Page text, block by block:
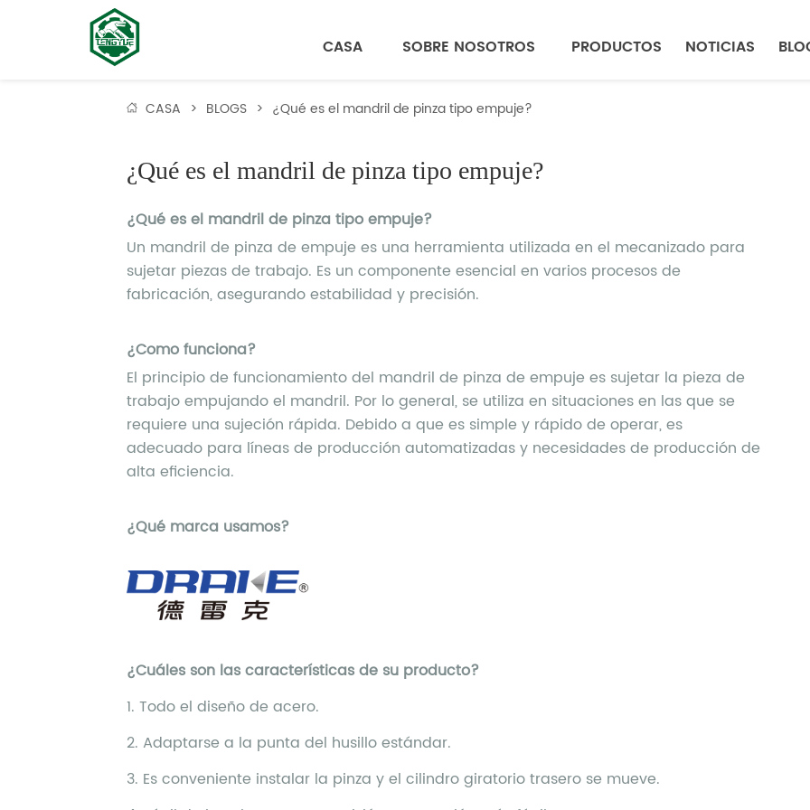
CASA SOBRE NOSOTROS PRODUCTOS NOTICIAS
CASA > BLOGS > ¿Qué es el mandril de pinza tipo empuje?
¿Qué es el mandril de pinza tipo empuje?